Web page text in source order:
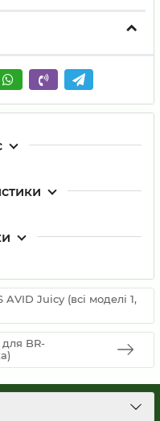
AVID Juicy (всі моделі 1,
для BR-